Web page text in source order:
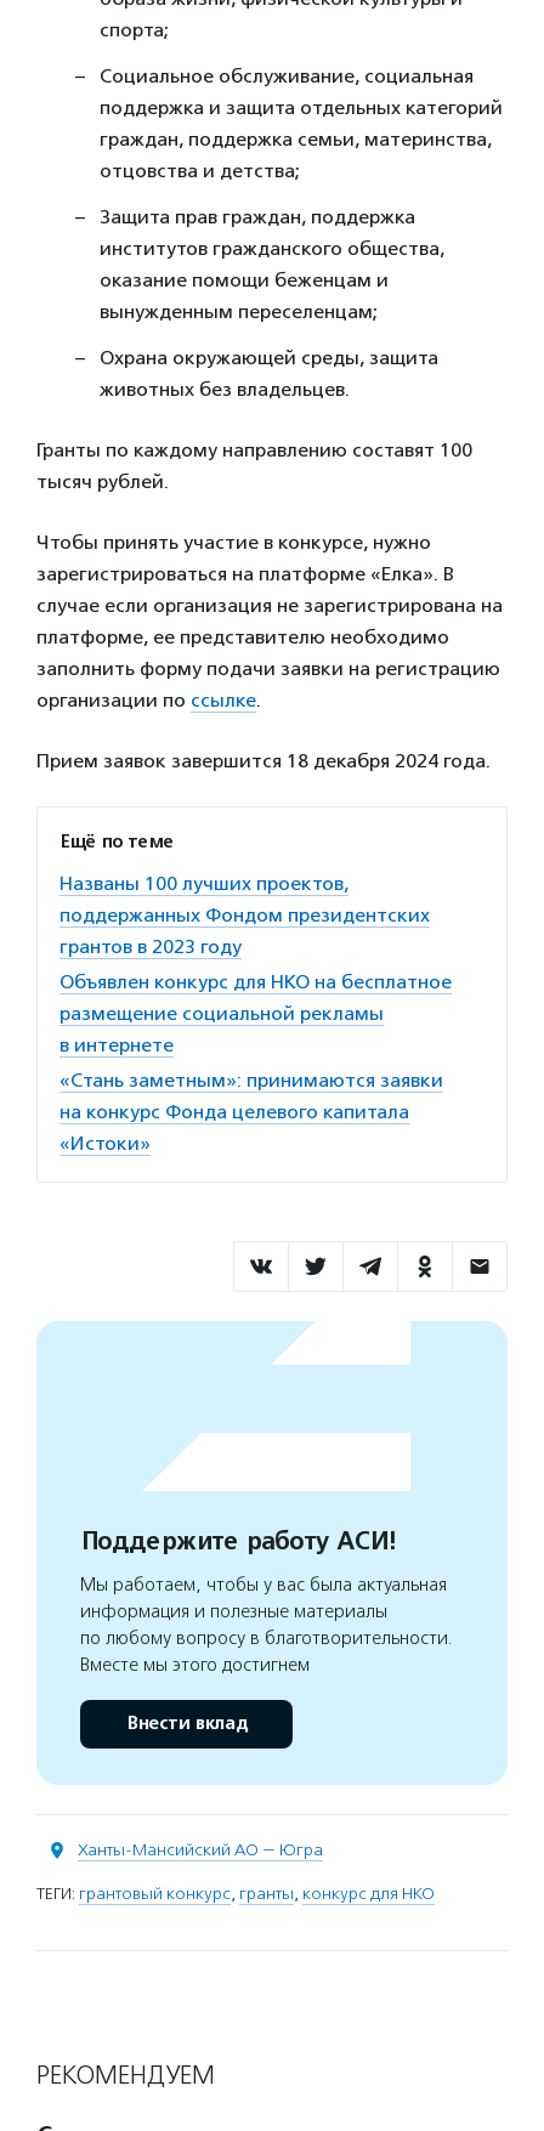
спорта;
Социальное обслуживание, социальная
поддержка и защита отдельных категорий
граждан, поддержка семьи, материнства,
отцовства и детства;
Защита прав граждан, поддержка
институтов гражданского общества,
оказание помощи беженцам и
вынужденным переселенцам;
Охрана окружающей среды, защита
животных без владельцев.
Гранты по каждому направлению составят 100
тысяч рублей.
Чтобы принять участие в конкурсе, нужно
зарегистрироваться на платформе «Елка». В
случае если организация не зарегистрирована на
платформе, ее представителю необходимо
заполнить форму подачи заявки на регистрацию
организации по ссылке.
Прием заявок завершится 18 декабря 2024 года.
Ещё по теме
Названы 100 лучших проектов,
поддержанных Фондом президентских
грантов в 2023 году
Объявлен конкурс для НКО на бесплатное
размещение социальной рекламы
в интернете
«Стань заметным»: принимаются заявки
на конкурс Фонда целевого капитала
«Истоки»
Поддержите работу АСИ!
Мы работаем, чтобы у вас была актуальная
информация и полезные материалы
по любому вопросу в благотворительности.
Вместе мы этого достигнем
Внести вклад
Ханты-Мансийский АО — Югра
ТЕГИ: грантовый конкурс, гранты, конкурс для НКО
РЕКОМЕНДУЕМ